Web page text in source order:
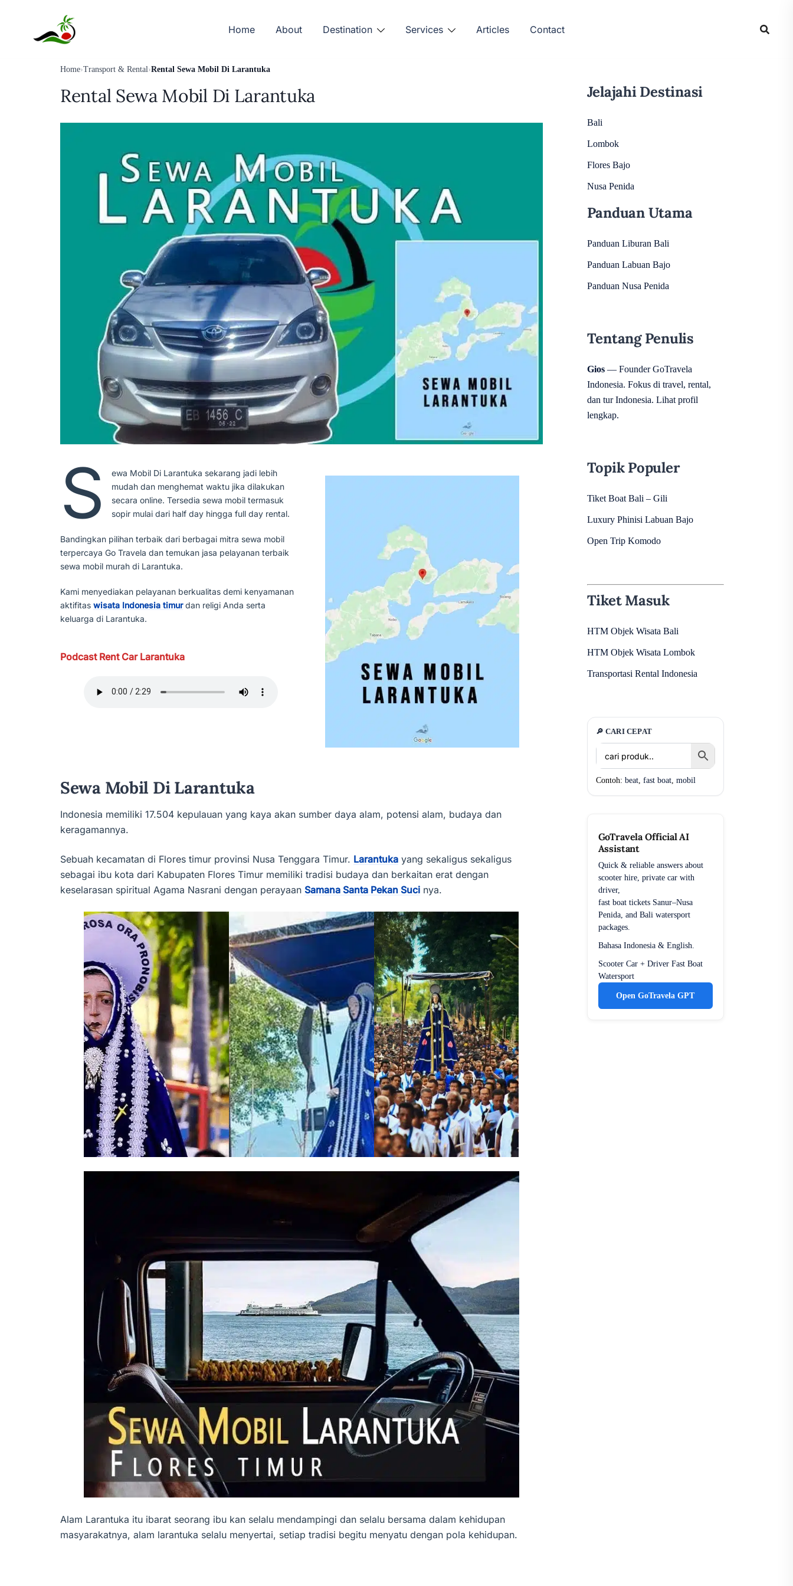
Home About Destination Services Articles Contact
Home›Transport & Rental›Rental Sewa Mobil Di Larantuka
Rental Sewa Mobil Di Larantuka
S
ewa Mobil Di Larantuka sekarang jadi lebih
mudah dan menghemat waktu jika dilakukan
secara online. Tersedia sewa mobil termasuk
sopir mulai dari half day hingga full day rental.
Bandingkan pilihan terbaik dari berbagai mitra sewa mobil
terpercaya Go Travela dan temukan jasa pelayanan terbaik
sewa mobil murah di Larantuka.
Kami menyediakan pelayanan berkualitas demi kenyamanan
aktifitas wisata Indonesia timurdan religi Anda serta
keluarga di Larantuka.
Podcast Rent Car Larantuka
Sewa Mobil Di Larantuka
Indonesia memiliki 17.504 kepulauan yang kaya akan sumber daya alam, potensi alam, budaya dan
keragamannya.
Sebuah kecamatan di Flores timur provinsi Nusa Tenggara Timur. Larantuka yang sekaligus sekaligus
sebagai ibu kota dari Kabupaten Flores Timur memiliki tradisi budaya dan berkaitan erat dengan
keselarasan spiritual Agama Nasrani dengan perayaan Samana Santa Pekan Suci nya.
Alam Larantuka itu ibarat seorang ibu kan selalu mendampingi dan selalu bersama dalam kehidupan
masyarakatnya, alam larantuka selalu menyertai, setiap tradisi begitu menyatu dengan pola kehidupan.
Jelajahi Destinasi
Bali
Lombok
Flores Bajo
Nusa Penida
Panduan Utama
Panduan Liburan Bali
Panduan Labuan Bajo
Panduan Nusa Penida
Tentang Penulis
Gios— Founder GoTravela
Indonesia. Fokus di travel, rental,
dan tur Indonesia. Lihat profil
lengkap.
Topik Populer
Tiket Boat Bali – Gili
Luxury Phinisi Labuan Bajo
Open Trip Komodo
Tiket Masuk
HTM Objek Wisata Bali
HTM Objek Wisata Lombok
Transportasi Rental Indonesia
🔎 CARI CEPAT
Contoh: beat, fast boat, mobil
GoTravela Official AI
Assistant
Quick & reliable answers about
scooter hire, private car with
driver,
fast boat tickets Sanur–Nusa
Penida, and Bali watersport
packages.
Bahasa Indonesia & English.
Scooter Car + Driver Fast Boat
Watersport
Open GoTravela GPT